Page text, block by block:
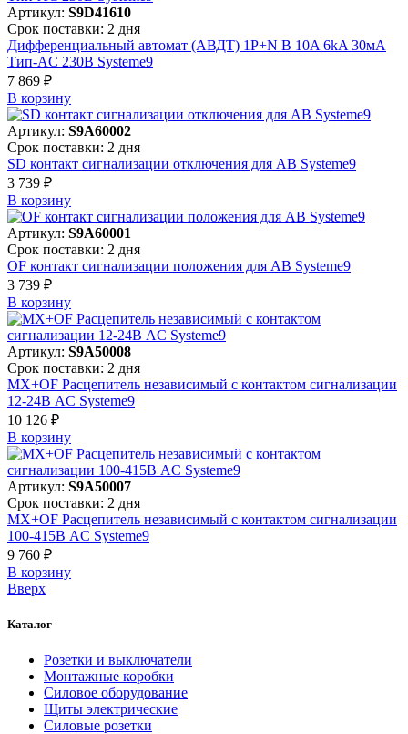
Артикул: S9D41610
Срок поставки: 2 дня
Дифференциальный автомат (АВДТ) 1P+N B 10A 6kA 30мА
Тип-AC 230В Systeme9
7 869 ₽
В корзинy
Артикул: S9A60002
Срок поставки: 2 дня
SD контакт сигнализации отключения для АВ Systeme9
3 739 ₽
В корзинy
Артикул: S9A60001
Срок поставки: 2 дня
OF контакт сигнализации положения для АВ Systeme9
3 739 ₽
В корзинy
Артикул: S9A50008
Срок поставки: 2 дня
MX+OF Расцепитель независимый с контактом сигнализации
12-24В AC Systeme9
10 126 ₽
В корзинy
Артикул: S9A50007
Срок поставки: 2 дня
MX+OF Расцепитель независимый с контактом сигнализации
100-415В AC Systeme9
9 760 ₽
В корзинy
Вверх
Каталог
Розетки и выключатели
Монтажные коробки
Силовое оборудование
Щиты электрические
Силовые розетки